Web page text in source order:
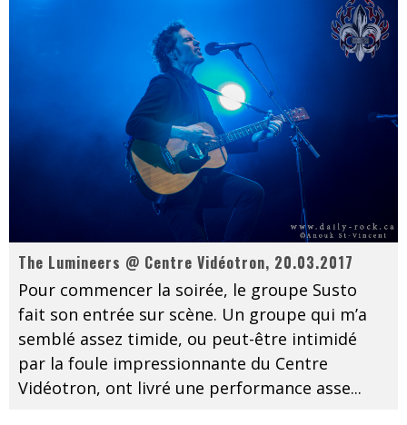
La compil’ Zoo de Slam Disques est de retour
Les rêves sont faits pour être réalisés
Énorme succès pour Muse et ses shows au Québec
The Lumineers @ Centre Vidéotron, 20.03.2017
Pour commencer la soirée, le groupe Susto
fait son entrée sur scène. Un groupe qui m’a
semblé assez timide, ou peut-être intimidé
par la foule impressionnante du Centre
Vidéotron, ont livré une performance asse...